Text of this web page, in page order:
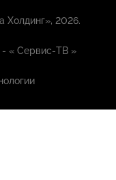
2026.
- «Сервис-ТВ »